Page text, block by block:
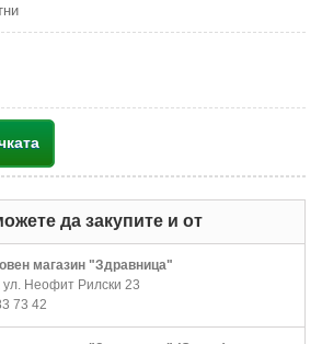
да закупите и от
магазин "Здравница"
Неофит Рилски 23
73 42